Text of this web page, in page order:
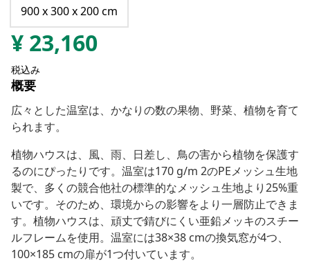
900 x 300 x 200 cm
¥ 23,160
税込み
概要
広々とした温室は、かなりの数の果物、野菜、植物を育て
られます。
植物ハウスは、風、雨、日差し、鳥の害から植物を保護す
るのにぴったりです。温室は170 g/m 2のPEメッシュ生地
製で、多くの競合他社の標準的なメッシュ生地より25%重
いです。そのため、環境からの影響をより一層防止できま
す。植物ハウスは、頑丈で錆びにくい亜鉛メッキのスチー
ルフレームを使用。温室には38×38 cmの換気窓が4つ、
100×185 cmの扉が1つ付いています。